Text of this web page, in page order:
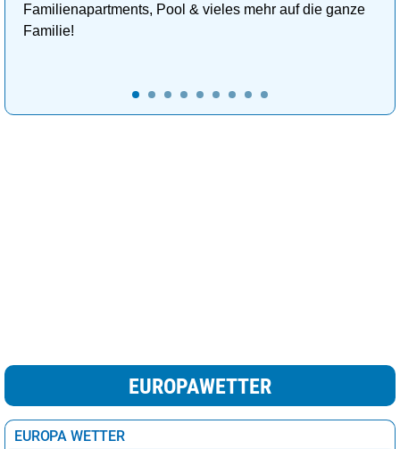
Familienapartments, Pool & vieles mehr auf die ganze
Familie!
EUROPAWETTER
EUROPA WETTER